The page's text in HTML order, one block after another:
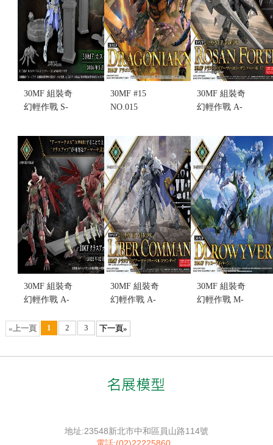
售價:0
兵 閃光之紫
音(不挑盒況)
售價:1150
30MF 組裝奇
幻輕作戰 S-
(不挑盒況)
售價:280
30MF #15
NO.015
龍人騎士 組
裝模型(不挑
盒況)(售完缺
貨...
售價:0
30MF 組裝奇
幻輕作戰 A-
升級鎧甲(不
挑盒況)(售完
缺貨...
售價:0
30MF 組裝奇
幻輕作戰 A-
升級鎧甲(不
30MF 組裝奇
幻輕作戰 A-
官 升級鎧甲
30MF 組裝奇
幻輕作戰 M-
«上一頁 1 2 3 下一頁»
地址:23548新北市中和區員山路114號